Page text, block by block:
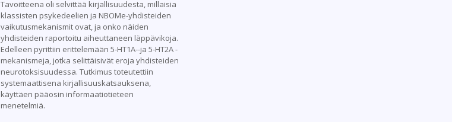
Tavoitteena oli selvittää kirjallisuudesta, millaisia
klassisten psykedeelien ja NBOMe-yhdisteiden
vaikutusmekanismit ovat, ja onko näiden
yhdisteiden raportoitu aiheuttaneen läppävikoja.
Edelleen pyrittiin erittelemään 5-HT1A--ja 5-HT2A -
mekanismeja, jotka selittäisivät eroja yhdisteiden
neurotoksisuudessa. Tutkimus toteutettiin
systemaattisena kirjallisuuskatsauksena,
käyttäen pääosin informaatiotieteen
menetelmiä.